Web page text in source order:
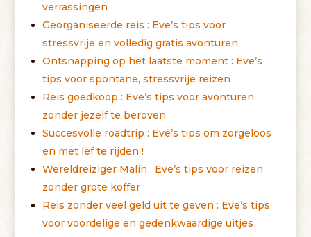
verrassingen
Georganiseerde reis : Eve’s tips voor
stressvrije en volledig gratis avonturen
Ontsnapping op het laatste moment : Eve’s
tips voor spontane, stressvrije reizen
Reis goedkoop : Eve’s tips voor avonturen
zonder jezelf te beroven
Succesvolle roadtrip : Eve’s tips om zorgeloos
en met lef te rijden !
Wereldreiziger Malin : Eve’s tips voor reizen
zonder grote koffer
Reis zonder veel geld uit te geven : Eve’s tips
voor voordelige en gedenkwaardige uitjes